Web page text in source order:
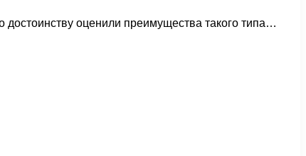
оценили преимущества такого типа…